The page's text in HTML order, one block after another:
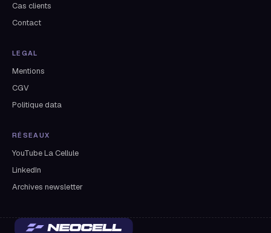
Cas clients
Contact
LEGAL
Mentions
CGV
Politique data
RÉSEAUX
YouTube La Cellule
LinkedIn
Archives newsletter